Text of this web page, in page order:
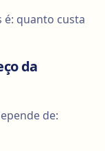
quanto custa
da
de: